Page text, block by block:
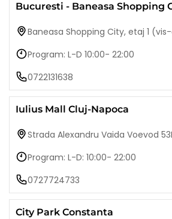
Bucuresti - Baneasa Shopping
Baneasa Shopping City, etaj 1
Program: L-D 10:00- 22:00
0722131638
Iulius Mall Cluj-Napoca
Strada Alexandru Vaida Voevod
Program: L-D: 10:00- 22:00
0727724733
City Park Constanta